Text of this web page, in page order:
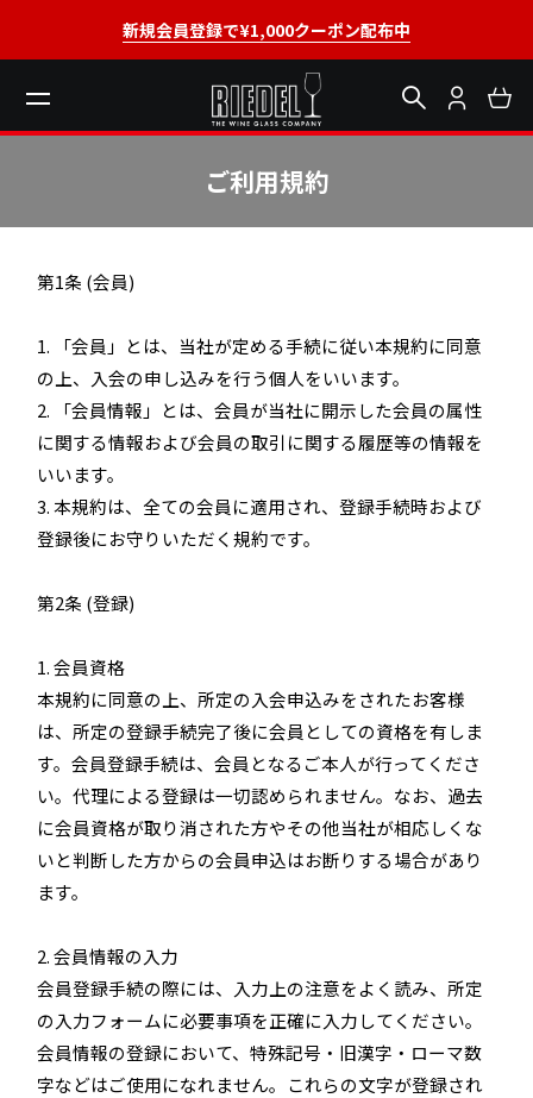
新規会員登録で¥1,000クーポン配布中
ご利用規約
第1条 (会員)
1. 「会員」とは、当社が定める手続に従い本規約に同意
の上、入会の申し込みを行う個人をいいます。
2. 「会員情報」とは、会員が当社に開示した会員の属性
に関する情報および会員の取引に関する履歴等の情報を
いいます。
3. 本規約は、全ての会員に適用され、登録手続時および
登録後にお守りいただく規約です。
第2条 (登録)
1. 会員資格
本規約に同意の上、所定の入会申込みをされたお客様
は、所定の登録手続完了後に会員としての資格を有しま
す。会員登録手続は、会員となるご本人が行ってくださ
い。代理による登録は一切認められません。なお、過去
に会員資格が取り消された方やその他当社が相応しくな
いと判断した方からの会員申込はお断りする場合があり
ます。
2. 会員情報の入力
会員登録手続の際には、入力上の注意をよく読み、所定
の入力フォームに必要事項を正確に入力してください。
会員情報の登録において、特殊記号・旧漢字・ローマ数
字などはご使用になれません。これらの文字が登録され